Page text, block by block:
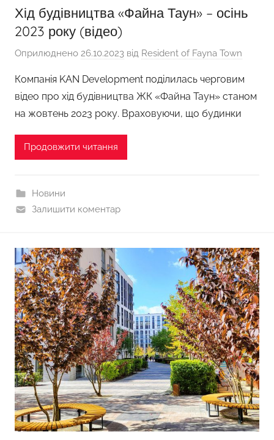
Хід будівництва «Файна Таун» – осінь
2023 року (відео)
Оприлюднено 26.10.2023 від Resident of Fayna Town
Компанія KAN Development поділилась черговим
відео про хід будівництва ЖК «Файна Таун» станом
на жовтень 2023 року. Враховуючи, що будинки
Продовжити читання
Новини
Залишити коментар